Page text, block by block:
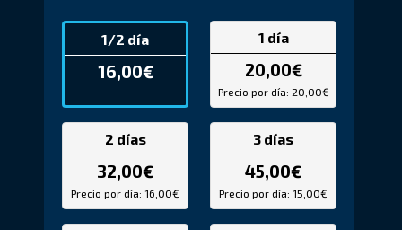
1/2 día
16,00€
1 día
20,00€
Precio por día: 20,00€
2 días
32,00€
Precio por día: 16,00€
3 días
45,00€
Precio por día: 15,00€